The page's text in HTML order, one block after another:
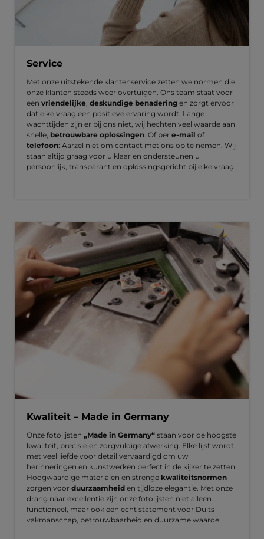
Service
Met onze uitstekende klantenservice zetten we normen die
onze klanten steeds weer overtuigen. Ons team staat voor
een vriendelijke deskundige benadering en zorgt ervoor
dat elke vraag een positieve ervaring wordt. Lange
wachttijden zijn er bij ons niet, wij hechten veel waarde aan
snelle, betrouwbare oplossingen . Of per e-mail of
telefoon: Aarzel niet om contact met ons op te nemen. Wij
staan altijd graag voor u klaar en ondersteunen u
persoonlijk, transparant en oplossingsgericht bij elke vraag.
Kwaliteit – Made in Germany
Onze fotolijsten „Made in Germany“ staan voor de hoogste
kwaliteit, precisie en zorgvuldige afwerking. Elke lijst wordt
met veel liefde voor detail vervaardigd om uw
herinneringen en kunstwerken perfect in de kijker te zetten.
Hoogwaardige materialen en strenge kwaliteitsnormen
zorgen voor duurzaamheid en tijdloze elegantie. Met onze
drang naar excellentie zijn onze fotolijsten niet alleen
functioneel, maar ook een echt statement voor Duits
vakmanschap, betrouwbaarheid en duurzame waarde.